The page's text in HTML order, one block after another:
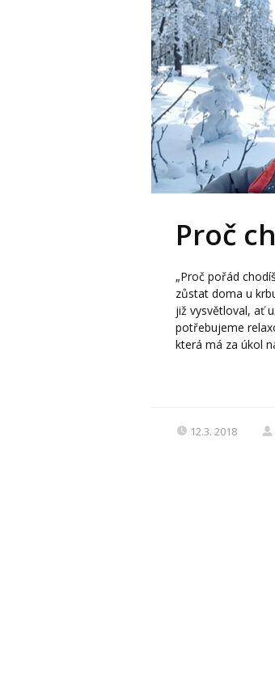
Proč
„Proč pořád
zůstat doma u
již vysvětloval, ať
potřebujeme
která má za úkol
12.3. 2018